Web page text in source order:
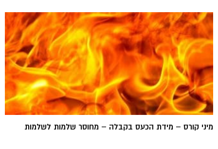
מיני קורס – מידת הכעס בקבלה – מחוסר שלמות לשלמות